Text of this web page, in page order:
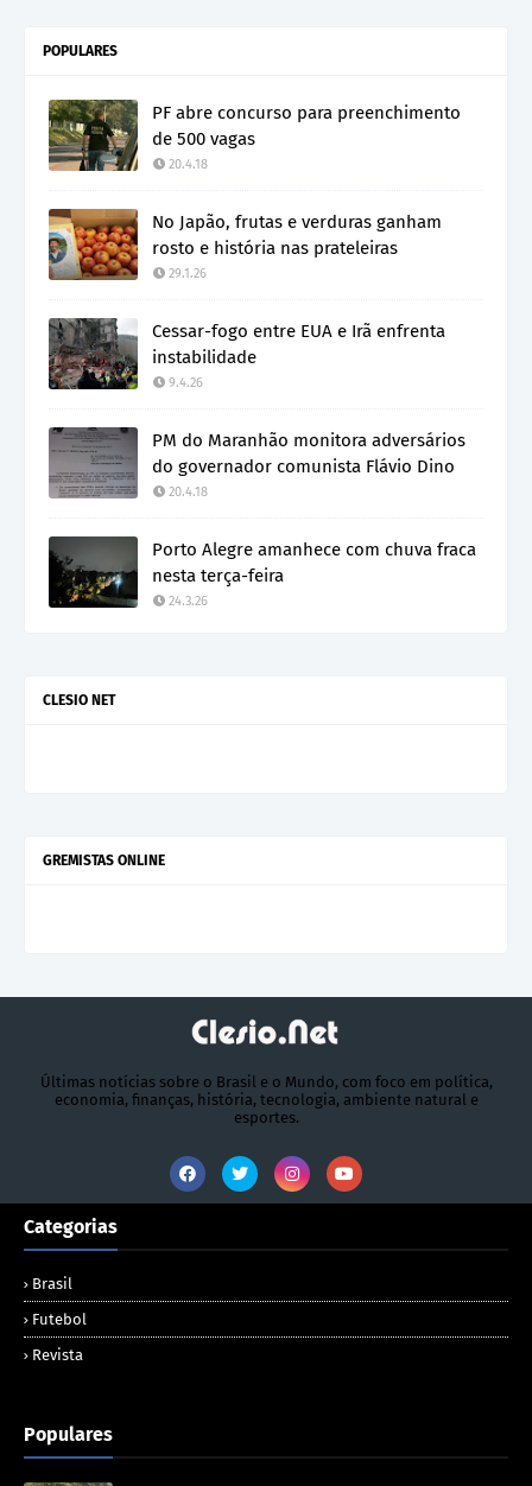
POPULARES
PF abre concurso para preenchimento
de 500 vagas
20.4.18
No Japão, frutas e verduras ganham
rosto e história nas prateleiras
29.1.26
Cessar-fogo entre EUA e Irã enfrenta
instabilidade
9.4.26
PM do Maranhão monitora adversários
do governador comunista Flávio Dino
20.4.18
Porto Alegre amanhece com chuva fraca
nesta terça-feira
24.3.26
CLESIO NET
GREMISTAS ONLINE
Últimas notícias sobre o Brasil e o Mundo, com foco em política,
economia, finanças, história, tecnologia, ambiente natural e
esportes.
Categorias
Brasil
Futebol
Revista
Populares